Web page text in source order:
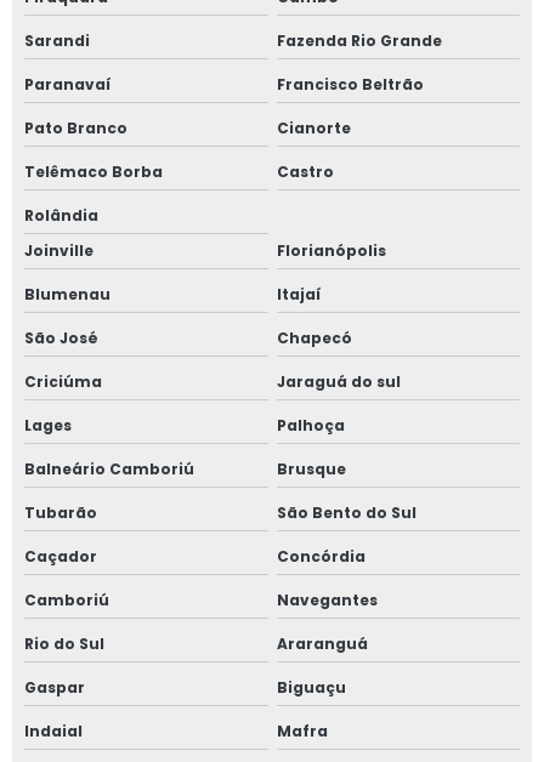
Sarandi Fazenda Rio Grande
Paranavaí Francisco Beltrão
Pato Branco Cianorte
Telêmaco Borba Castro
Rolândia
Joinville
Florianópolis
Blumenau Itajaí
São José Chapecó
Criciúma Jaraguá do sul
Lages Palhoça
Balneário Camboriú Brusque
Tubarão São Bento do Sul
Caçador Concórdia
Camboriú Navegantes
Rio do Sul Araranguá
Gaspar Biguaçu
Indaial Mafra